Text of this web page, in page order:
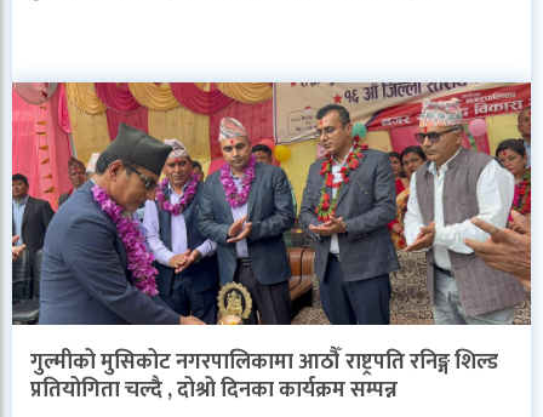
गुल्मीको मुसिकोट नगरपालिकामा आठौँ राष्ट्रपति रनिङ्ग शिल्ड
प्रतियोगिता चल्दै , दोश्रो दिनका कार्यक्रम सम्पन्न